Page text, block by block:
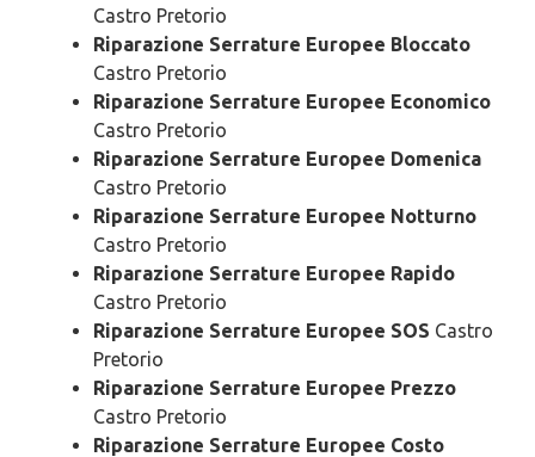
Castro Pretorio
Riparazione Serrature Europee Bloccato
Castro Pretorio
Riparazione Serrature Europee Economico
Castro Pretorio
Riparazione Serrature Europee Domenica
Castro Pretorio
Riparazione Serrature Europee Notturno
Castro Pretorio
Riparazione Serrature Europee Rapido
Castro Pretorio
Riparazione Serrature Europee SOS Castro
Pretorio
Riparazione Serrature Europee Prezzo
Castro Pretorio
Riparazione Serrature Europee Costo